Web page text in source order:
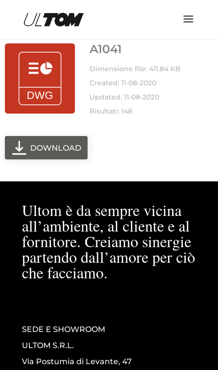
A1041
Dimensione file: 411.84 KB
Created: 11-08-2020
Updated: 11-08-2020
Risultati: 148
DOWNLOAD
Ultom è da sempre vicina
all’ambiente, al cliente e al
fornitore. Creiamo sinergie
partendo dall’amore per ciò
che facciamo.
SEDE E SHOWROOM
ULTOM S.R.L.
Via Postumia di Levante, 47